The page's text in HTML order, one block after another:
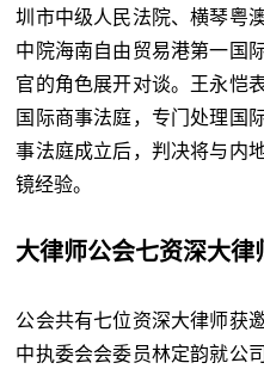
圳市中级人民法院、横琴粤
中院海南自由贸易港第一国
官的角色展开对谈。王永恺
国际商事法庭，专门处理国
事法庭成立后，判决将与内
镜经验。
大律师公会七资深大律
公会共有七位资深大律师获
中执委会会委员林定韵就公